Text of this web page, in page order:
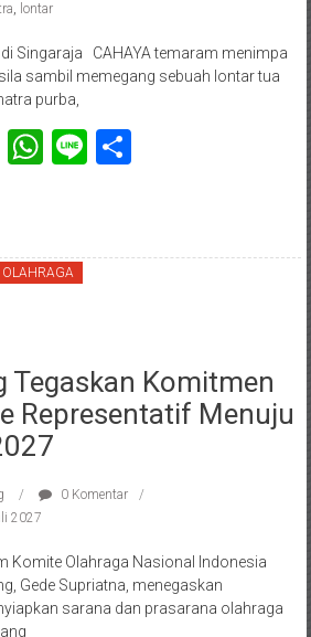
, lontar
Singaraja CAHAYA temaram menimpa
sambil memegang sebuah lontar tua
purba,
WhatsApp
LineShare
OLAHRAGA
Tegaskan Komitmen
Representatif Menuju
0 Komentar
2027
Komite Olahraga Nasional Indonesia
Gede Supriatna, menegaskan
sarana dan prasarana olahraga